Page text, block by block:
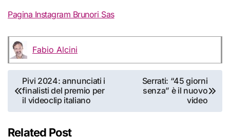
Pagina Instagram Brunori Sas
Fabio Alcini
Navigazione
articoli
Pivi 2024: annunciati i
finalisti del premio per
il videoclip italiano
Serrati: “45 giorni
senza” è il nuovo
video
Related Post